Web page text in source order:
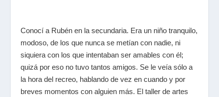
Conocí a Rubén en la secundaria. Era un niño tranquilo,
modoso, de los que nunca se metían con nadie, ni
siquiera con los que intentaban ser amables con él;
quizá por eso no tuvo tantos amigos. Se le veía sólo a
la hora del recreo, hablando de vez en cuando y por
breves momentos con alguien más. El taller de artes